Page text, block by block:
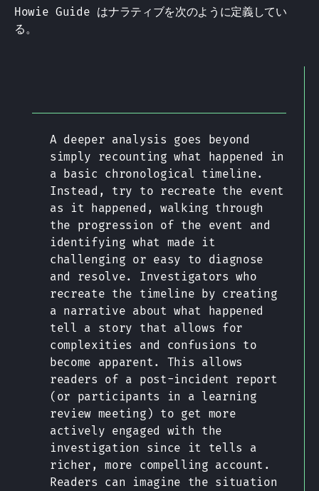
Howie Guide はナラティブを次のように定義してい
る。
A deeper analysis goes beyond
simply recounting what happened in
a basic chronological timeline.
Instead, try to recreate the event
as it happened, walking through
the progression of the event and
identifying what made it
challenging or easy to diagnose
and resolve. Investigators who
recreate the timeline by creating
a narrative about what happened
tell a story that allows for
complexities and confusions to
become apparent. This allows
readers of a post-incident report
(or participants in a learning
review meeting) to get more
actively engaged with the
investigation since it tells a
richer, more compelling account.
Readers can imagine the situation